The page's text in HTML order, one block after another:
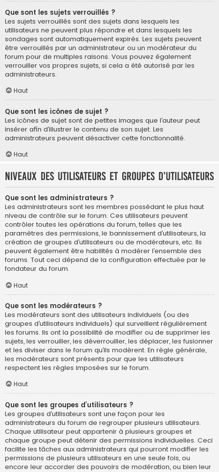
Que sont les sujets verrouillés ?
Les sujets verrouillés sont des sujets dans lesquels les
utilisateurs ne peuvent plus répondre et dans lesquels les
sondages sont automatiquement expirés. Les sujets peuvent
être verrouillés par un administrateur ou un modérateur du
forum pour de multiples raisons. Vous pouvez également
verrouiller vos propres sujets, si cela a été autorisé par les
administrateurs.
Haut
Que sont les icônes de sujet ?
Les icônes de sujet sont de petites images que l’auteur peut
insérer afin d’illustrer le contenu de son sujet. Les
administrateurs peuvent désactiver cette fonctionnalité.
Haut
Niveaux des utilisateurs et groupes d’utilisateurs
Que sont les administrateurs ?
Les administrateurs sont les membres possédant le plus haut
niveau de contrôle sur le forum. Ces utilisateurs peuvent
contrôler toutes les opérations du forum, telles que les
paramètres des permissions, le bannissement d’utilisateurs, la
création de groupes d’utilisateurs ou de modérateurs, etc. Ils
peuvent également être habilités à modérer l’ensemble des
forums. Tout ceci dépend de la configuration effectuée par le
fondateur du forum.
Haut
Que sont les modérateurs ?
Les modérateurs sont des utilisateurs individuels (ou des
groupes d’utilisateurs individuels) qui surveillent régulièrement
les forums. Ils ont la possibilité de modifier ou de supprimer les
sujets, les verrouiller, les déverrouiller, les déplacer, les fusionner
et les diviser dans le forum qu’ils modèrent. En règle générale,
les modérateurs sont présents pour que les utilisateurs
respectent les règles imposées sur le forum.
Haut
Que sont les groupes d’utilisateurs ?
Les groupes d’utilisateurs sont une façon pour les
administrateurs du forum de regrouper plusieurs utilisateurs.
Chaque utilisateur peut appartenir à plusieurs groupes et
chaque groupe peut détenir des permissions individuelles. Ceci
facilite les tâches aux administrateurs qui pourront modifier les
permissions de plusieurs utilisateurs en une seule fois, ou
encore leur accorder des pouvoirs de modération, ou bien leur